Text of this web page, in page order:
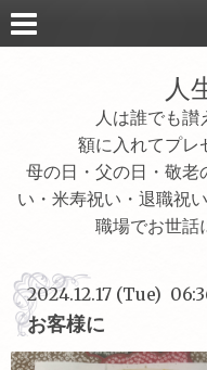
人
人は誰でも讃
額に入れてプレ
母の日・父の日・敬老
い・米寿祝い・退職祝
職場でお世話
2024.12.17 (Tue)
お客様に